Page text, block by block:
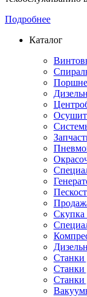
Подробнее
Каталог
Скупка
Станки
Станки
Станки